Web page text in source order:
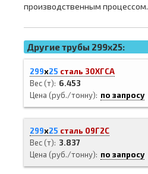
производственным процессом.
Другие трубы 299x25:
299х25 сталь 30ХГСА
Вес (т)
6.453
Цена (руб./тонну)
по запросу
299х25 сталь 09Г2С
Вес (т)
3.837
Цена (руб./тонну)
по запросу